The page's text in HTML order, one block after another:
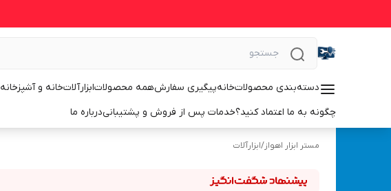
دسته‌بندی محصولاتخانهپیگیری سفارشهمه محصولاتابزارآلاتخانه و آشپزخانه
چگونه به ما اعتماد کنید؟خدمات پس از فروش و پشتیبانیدرباره ما
مستر ابزار اهواز/ابزارآلات